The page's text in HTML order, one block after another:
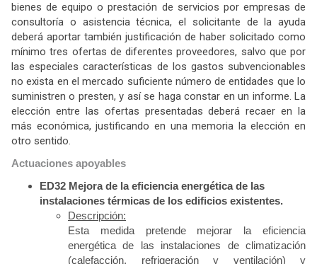
bienes de equipo o prestación de servicios por empresas de
consultoría o asistencia técnica, el solicitante de la ayuda
deberá aportar también justificación de haber solicitado como
mínimo tres ofertas de diferentes proveedores, salvo que por
las especiales características de los gastos subvencionables
no exista en el mercado suficiente número de entidades que lo
suministren o presten, y así se haga constar en un informe. La
elección entre las ofertas presentadas deberá recaer en la
más económica, justificando en una memoria la elección en
otro sentido.
Actuaciones apoyables
ED32 Mejora de la eficiencia energética de las
instalaciones térmicas de los edificios existentes.
Descripción:
Esta medida pretende mejorar la eficiencia
energética de las instalaciones de climatización
(calefacción, refrigeración y ventilación) y